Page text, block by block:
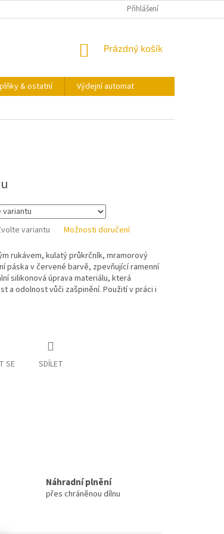
VÝDEJNÍ AUTOMAT
Přihlášení
NÁKUPNÍ
Prázdný košík
& ostatní
Výdejní automat
variantu Možnosti doručení
rukávem, kulatý průkrčník, mramorový
páska v červené barvě, zpevňující ramenní
silikonová úprava materiálu, která
a odolnost vůči zašpinění. Použití v práci i
SE SDÍLET
Náhradní plnění
přes chráněnou dílnu